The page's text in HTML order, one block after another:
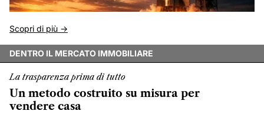
Scopri di più ->
DENTRO IL MERCATO IMMOBILIARE
La trasparenza prima di tutto
Un metodo costruito su misura per
vendere casa